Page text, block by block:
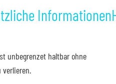
Informationen
unbegrenzet haltbar ohne
verlieren.